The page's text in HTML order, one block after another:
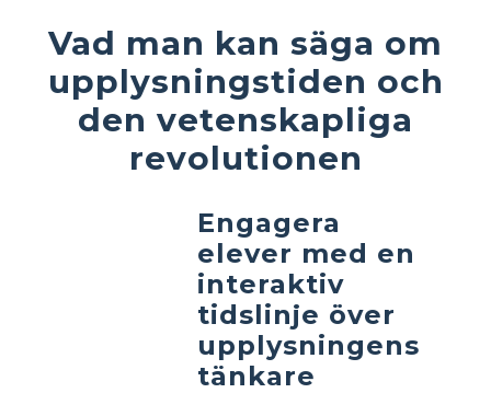
Vad man kan säga om
upplysningstiden och
den vetenskapliga
revolutionen
Engagera
elever med en
interaktiv
tidslinje över
upplysningens
tänkare